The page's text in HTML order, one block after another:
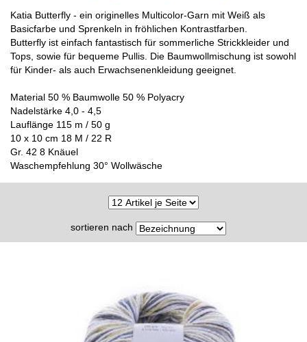
Katia Butterfly - ein originelles Multicolor-Garn mit Weiß als
Basicfarbe und Sprenkeln in fröhlichen Kontrastfarben.
Butterfly ist einfach fantastisch für sommerliche Strickkleider und
Tops, sowie für bequeme Pullis. Die Baumwollmischung ist sowohl
für Kinder- als auch Erwachsenenkleidung geeignet.
Material 50 % Baumwolle 50 % Polyacry
Nadelstärke 4,0 - 4,5
Lauflänge 115 m / 50 g
10 x 10 cm 18 M / 22 R
Gr. 42 8 Knäuel
Waschempfehlung 30° Wollwäsche
sortieren nach